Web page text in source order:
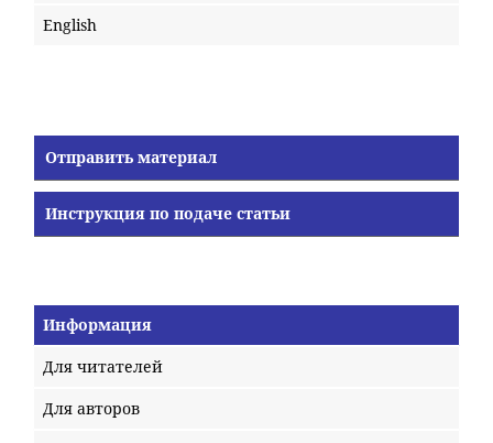
English
Отправить материал
Инструкция по подаче статьи
Информация
Для читателей
Для авторов